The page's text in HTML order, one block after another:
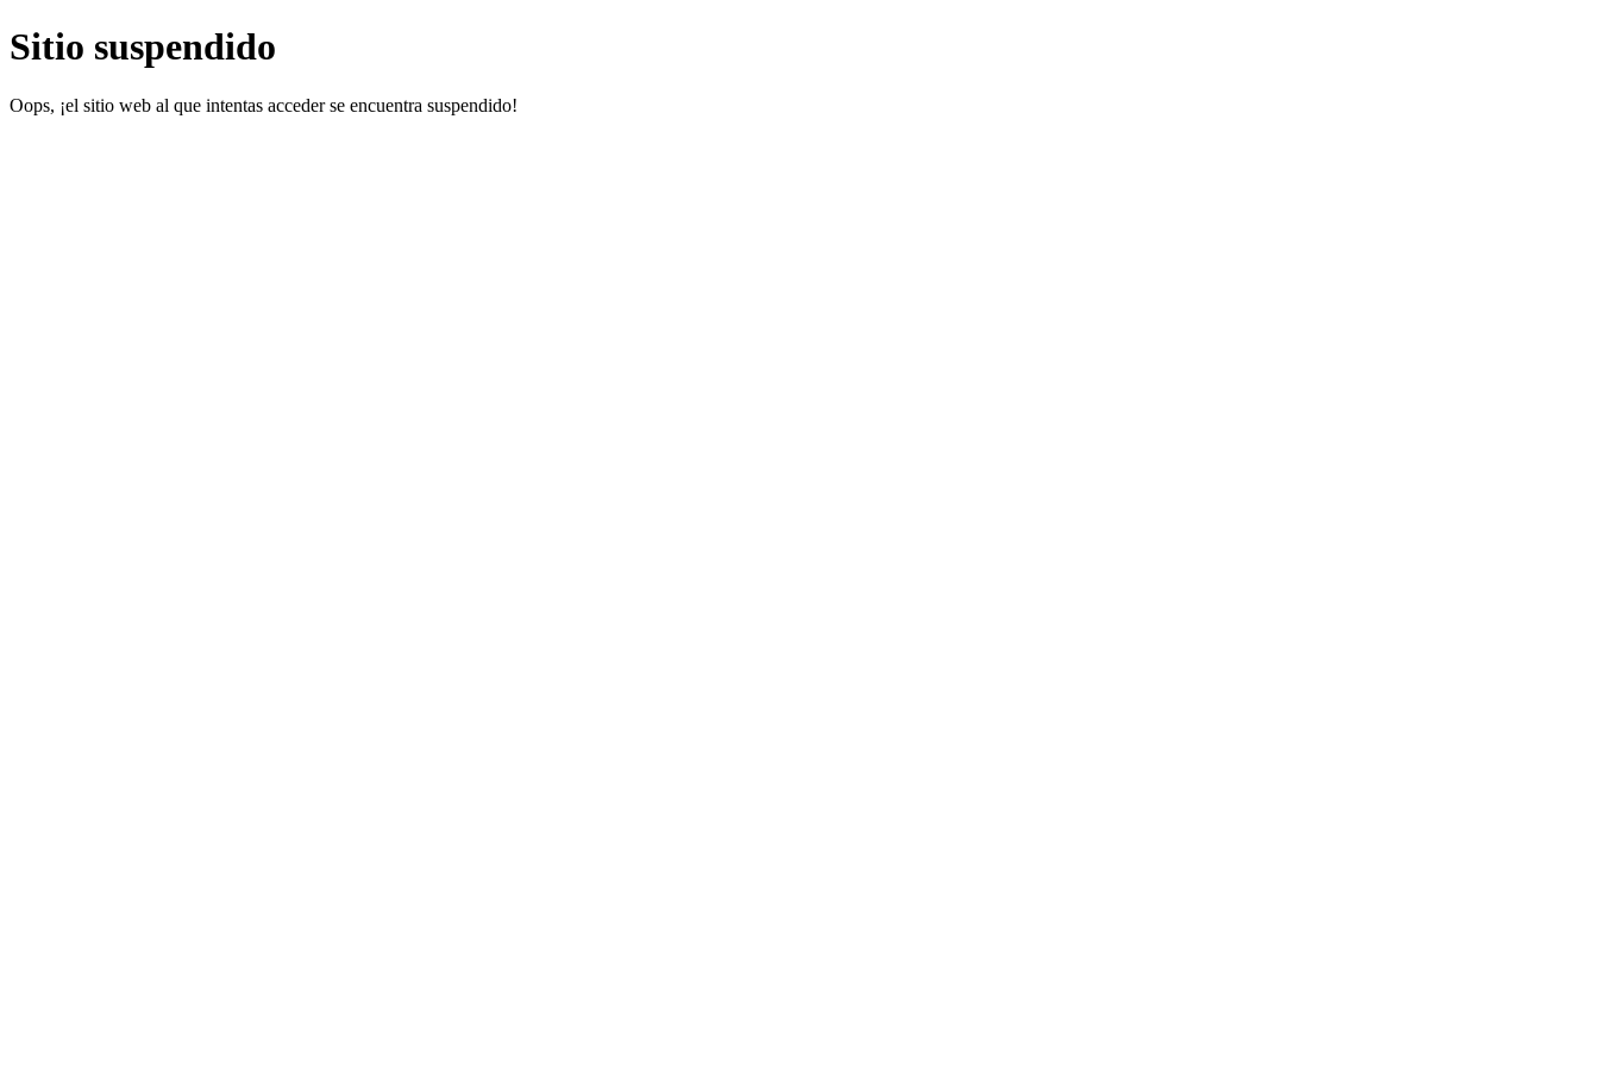
Sitio suspendido
Oops, ¡el sitio web al que intentas acceder se encuentra suspendido!